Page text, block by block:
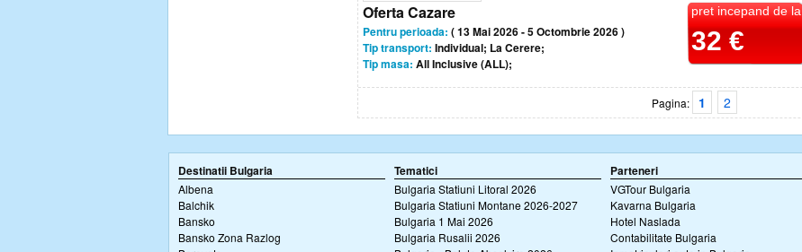
Oferta Cazare
Pentru perioada: ( 13 Mai 2026 - 5 Octombrie 2026 )
Tip transport: Individual; La Cerere;
Tip masa: All Inclusive (ALL);
pret incepand de la
32 €
Pagina: 1 2
Destinatii Bulgaria
Albena
Balchik
Bansko
Bansko Zona Razlog
Tematici
Bulgaria Statiuni Litoral 2026
Bulgaria Statiuni Montane 2026-2027
Bulgaria 1 Mai 2026
Bulgaria Rusalii 2026
Parteneri
VGTour Bulgaria
Kavarna Bulgaria
Hotel Naslada
Contabilitate Bulgaria